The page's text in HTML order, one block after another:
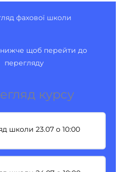
фахової школи
нижче щоб перейти до
перегляду
курсу
школи 23.07 о 10:00